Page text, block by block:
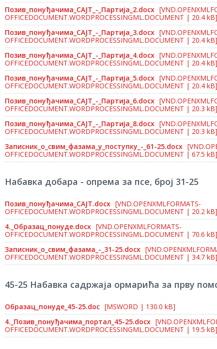
Позив_понуђачима_САЈТ_-_Партија_2.docx
OFFICEDOCUMENT.WORDPROCESSINGML.DOCUMENT | 20.4 kB]
Позив_понуђачима_САЈТ_-_Партија_3.docx
OFFICEDOCUMENT.WORDPROCESSINGML.DOCUMENT | 20.4 kB]
Позив_понуђачима_САЈТ_-_Партија_4.docx
OFFICEDOCUMENT.WORDPROCESSINGML.DOCUMENT | 20.4 kB]
Позив_понуђачима_САЈТ_-_Партија_5.docx
OFFICEDOCUMENT.WORDPROCESSINGML.DOCUMENT | 20.4 kB]
Позив_понуђачима_САЈТ_-_Партија_6.docx
OFFICEDOCUMENT.WORDPROCESSINGML.DOCUMENT | 20.3 kB]
Позив_понуђачима_САЈТ_-_Партија_8.docx
OFFICEDOCUMENT.WORDPROCESSINGML.DOCUMENT | 20.3 kB]
Записник_о_свим_фазама_у_поступку_-_61-25.docx
OFFICEDOCUMENT.WORDPROCESSINGML.DOCUMENT | 67.5 kB]
Набавка добара - oпрема за псе, број 31-25
Позив_понуђачима_САЈТ.docx [VND.OPENXMLFORMATS-
OFFICEDOCUMENT.WORDPROCESSINGML.DOCUMENT | 20.2 kB]
4._Образац_понуде.docx [VND.OPENXMLFORMATS-
OFFICEDOCUMENT.WORDPROCESSINGML.DOCUMENT | 70.6 kB]
Записник_о_свим_фазама_-_31-25.docx
OFFICEDOCUMENT.WORDPROCESSINGML.DOCUMENT | 34.7 kB]
45-25 Набавка садржаја ормарића за прву
Образац_понуде_45-25.doc [MSWORD | 130.0 kB]
4._Позив_понуђачима_портал_45-25.docx
OFFICEDOCUMENT.WORDPROCESSINGML.DOCUMENT | 19.5 kB]